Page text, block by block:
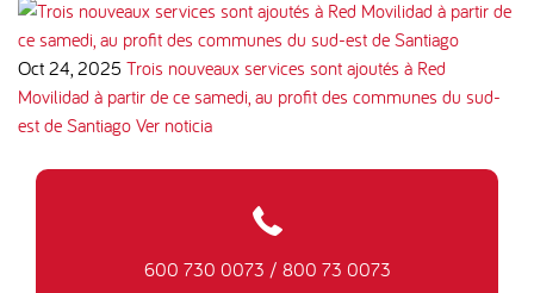
Oct 24, 2025 Trois nouveaux services sont ajoutés à Red
Movilidad à partir de ce samedi, au profit des communes du sud-
est de Santiago Ver noticia
600 730 0073 / 800 73 0073